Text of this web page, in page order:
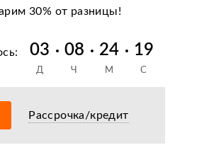
30% от разницы!
03 08 24 18
Д Ч М С
Рассрочка/кредит